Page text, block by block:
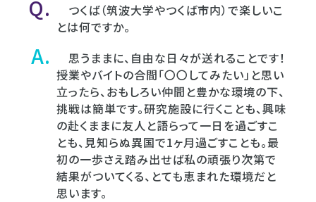
つくば（筑波大学やつくば市内）で楽しいこ
とは何ですか。
思うままに、自由な日々が送れることです！
授業やバイトの合間「〇〇してみたい」と思い
立ったら、おもしろい仲間と豊かな環境の下、
挑戦は簡単です。研究施設に行くことも、興味
の赴くままに友人と語らって一日を過ごすこ
とも、見知らぬ異国で1ヶ月過ごすことも。最
初の一歩さえ踏み出せば私の頑張り次第で
結果がついてくる、とても恵まれた環境だと
思います。